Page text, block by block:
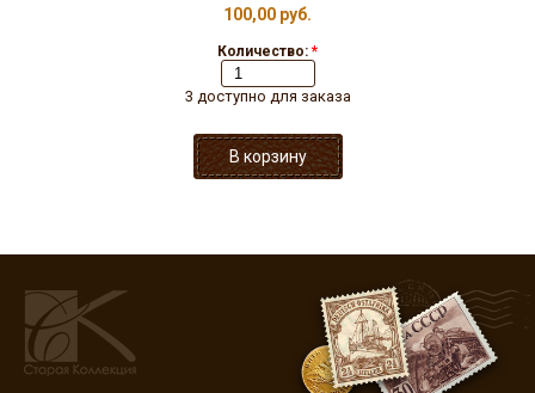
100,00 руб.
Количество: *
3 доступно для заказа